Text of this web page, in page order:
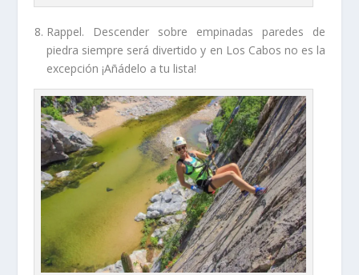
Rappel. Descender sobre empinadas paredes de
piedra siempre será divertido y en Los Cabos no es la
excepción ¡Añádelo a tu lista!